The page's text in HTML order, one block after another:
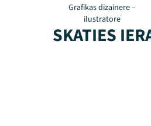
Grafikas dizainere –
ilustratore
SKATIES